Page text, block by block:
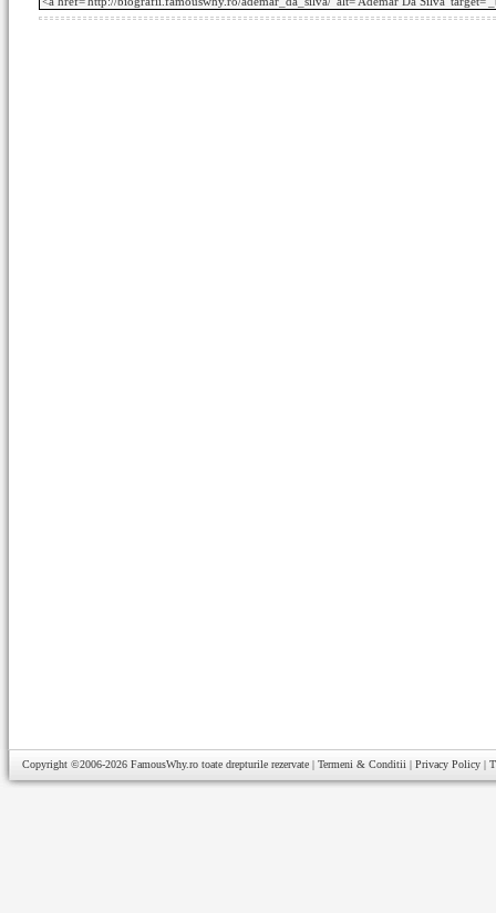
Copyright ©2006-2026 FamousWhy.ro toate drepturile rezervate | Termeni & Conditii | Privacy Policy |